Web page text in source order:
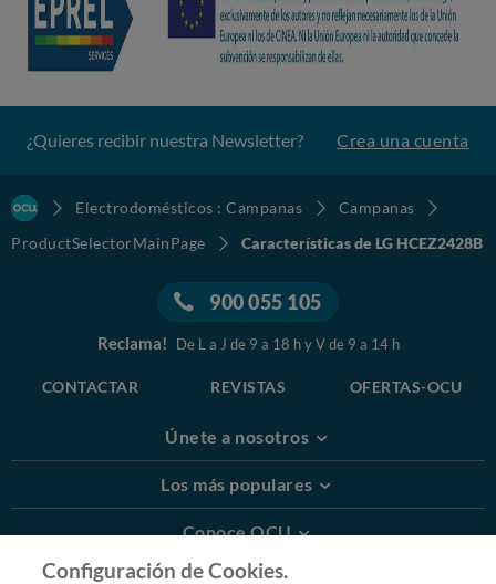
¿Quieres recibir nuestra Newsletter? Crea una cuenta
Electrodomésticos : Campanas
Campanas
ProductSelectorMainPage
Características de LG HCEZ2428B
900 055 105
Reclama! De L a J de 9 a 18 h y V de 9 a 14 h
CONTACTAR REVISTAS OFERTAS-OCU
Únete a nosotros
Los más populares
Conoce OCU
Más Información
Configuración de Cookies.